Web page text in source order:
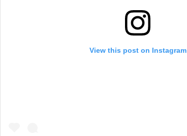
View this post on Instagram